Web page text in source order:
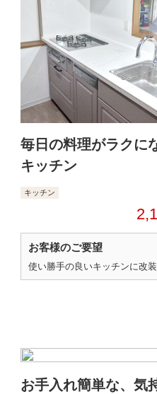
毎日の料理がラクに
キッチン
キッチン
お客様のご要望
使い勝手の良いキッチンに改装
お手入れ簡単な、気